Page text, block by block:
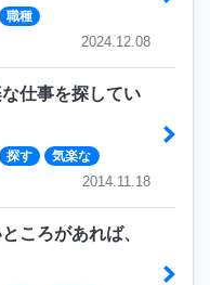
職種
2024.12.08
仕事を探してい
探す 気楽な
2014.11.18
ころがあれば、